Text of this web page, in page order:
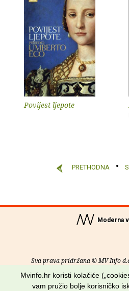
Povijest ljepote
PRETHODNA
Moderna
Sva prava pridržana © MV Info
Uvjeti
Mvinfo.hr koristi kolačiće
vam pružio bolje korisničko